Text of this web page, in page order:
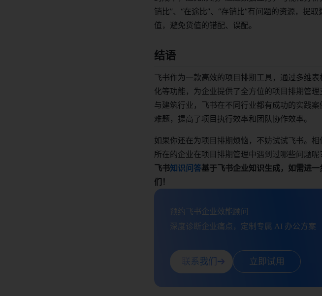
销比”、“在途比”、“存销比”有问题的资源，提
值，避免货值的错配、误配。
结语
飞书作为一款高效的项目排期工具，通过多维
化等功能，为企业提供了全方位的项目排期管
与建筑行业，飞书在不同行业都有成功的实践
难题，提高了项目执行效率和团队协作效率。
如果你还在为项目排期烦恼，不妨试试飞书。
所在的企业在项目排期管理中遇到过哪些问题
飞书知识问答基于飞书企业知识生成，如需进
们！
预约飞书企业效能顾问
深度诊断企业痛点，定制专属 AI 办公方案
联系我们 立即试用